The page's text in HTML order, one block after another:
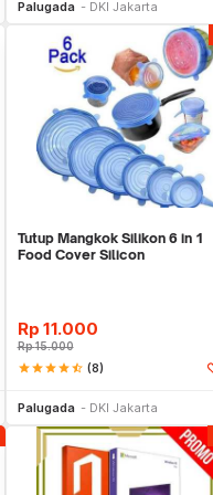
Palugada DKI Jakarta
Tutup Mangkok Silikon 6 in 1
Food Cover Silicon
Rp 11.000
Rp15.000
starstarstarstarstar_half (8)
Palugada DKI Jakarta